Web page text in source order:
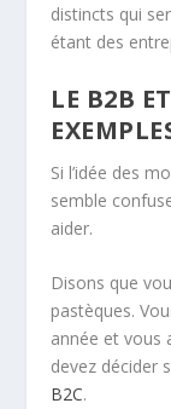
distincts qui
étant des
LE B2B
Si l’idée des
semble
aider.
Disons que
pastèques.
année et vous
devez décider
B2C.